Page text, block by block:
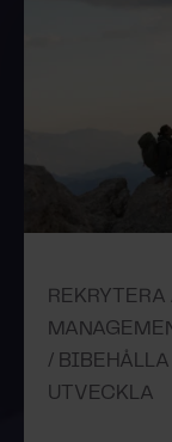
REKRYTERA
/
UTVECKLA